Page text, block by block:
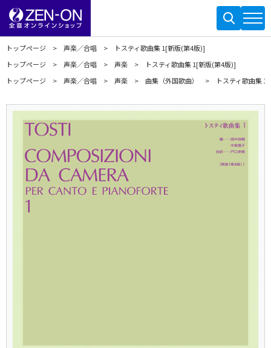
トップページ 声楽／合唱
トスティ歌曲集 1[新版(第4版)]
トップページ
声楽／合唱 声楽
トスティ歌曲集 1[新版(第4版)]
トップページ
声楽／合唱 声楽 曲集（外国歌曲） トスティ歌曲集